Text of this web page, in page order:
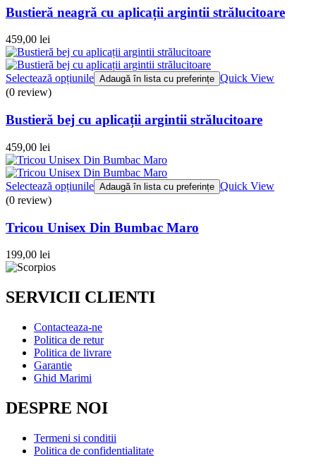
Bustieră neagră cu aplicații argintii strălucitoare
459,00 lei
Selectează opțiunile Adaugă în lista cu preferințe Quick View
(0 review)
Bustieră bej cu aplicații argintii strălucitoare
459,00 lei
Selectează opțiunile Adaugă în lista cu preferințe Quick View
(0 review)
Tricou Unisex Din Bumbac Maro
199,00 lei
SERVICII CLIENTI
Contacteaza-ne
Politica de retur
Politica de livrare
Garantie
Ghid Marimi
DESPRE NOI
Termeni si conditii
Politica de confidentialitate